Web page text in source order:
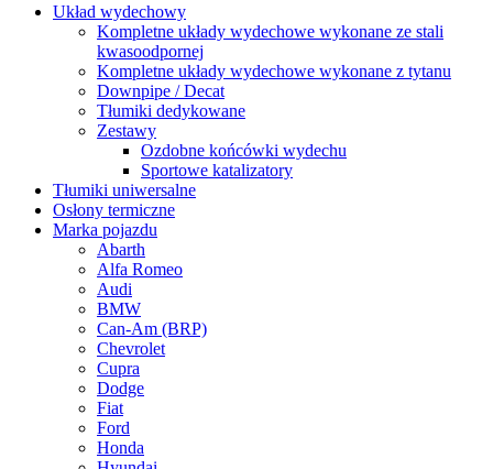
Układ wydechowy
Kompletne układy wydechowe wykonane ze stali
kwasoodpornej
Kompletne układy wydechowe wykonane z tytanu
Downpipe / Decat
Tłumiki dedykowane
Zestawy
Ozdobne końcówki wydechu
Sportowe katalizatory
Tłumiki uniwersalne
Osłony termiczne
Marka pojazdu
Abarth
Alfa Romeo
Audi
BMW
Can-Am (BRP)
Chevrolet
Cupra
Dodge
Fiat
Ford
Honda